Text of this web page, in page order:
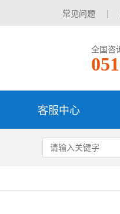
常见问题 |
全国咨
客服中心